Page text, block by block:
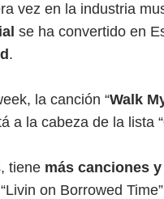
vez en la industria
se ha convertido en
.
la canción “Walk
a la cabeza de la lista “
tiene más canciones
on Borrowed